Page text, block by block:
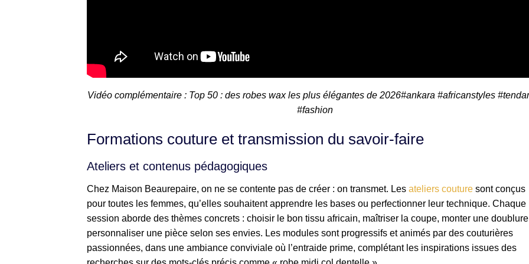
Vidéo complémentaire : Top 50 : des robes wax les plus élégantes de 2026#ankara #africanstyles
#fashion
Formations couture et transmission du savoir-faire
Ateliers et contenus pédagogiques
Chez Maison Beaurepaire, on ne se contente pas de créer : on transmet. Les ateliers couture sont conçus
pour toutes les femmes, qu’elles souhaitent apprendre les bases ou perfectionner leur technique. Chaque
session aborde des thèmes concrets : choisir le bon tissu africain, maîtriser la coupe, monter une
personnaliser une pièce selon ses envies. Les modules sont progressifs et animés par des couturières
passionnées, dans une ambiance conviviale où l’entraide prime, complétant les inspirations issues des